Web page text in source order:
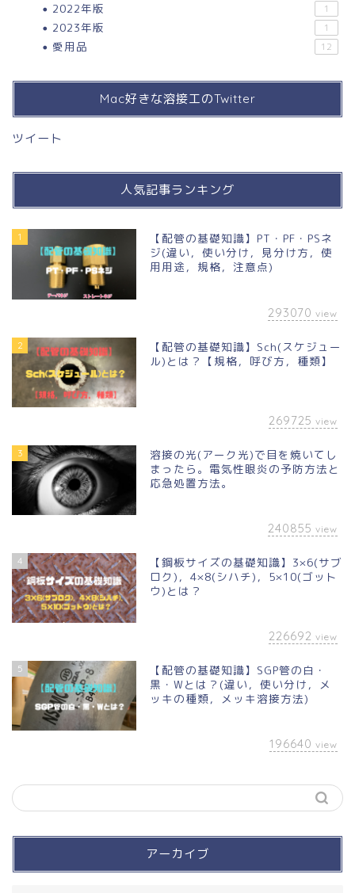
2022年版 1
2023年版 1
愛用品 12
Mac好きな溶接工のTwitter
ツイート
人気記事ランキング
1
【配管の基礎知識】PT・PF・PSネ
ジ(違い，使い分け，見分け方，使
用用途，規格，注意点)
293070 view
2
【配管の基礎知識】Sch(スケジュー
ル)とは？【規格，呼び方，種類】
269725 view
3
溶接の光(アーク光)で目を焼いてし
まったら。電気性眼炎の予防方法と
応急処置方法。
240855 view
4
【鋼板サイズの基礎知識】3×6(サブ
ロク)，4×8(シハチ)，5×10(ゴット
ウ)とは？
226692 view
5
【配管の基礎知識】SGP管の白・
黒・Wとは？(違い，使い分け，メ
ッキの種類，メッキ溶接方法)
196640 view
アーカイブ